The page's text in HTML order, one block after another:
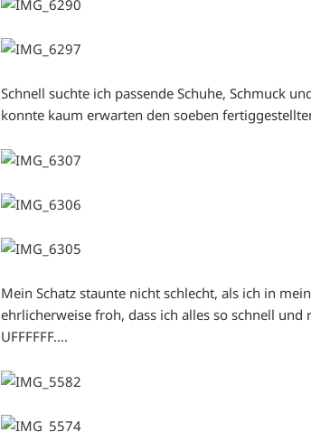
Schnell suchte ich passende Schuhe, Schmuck
konnte kaum erwarten den soeben
Mein Schatz staunte nicht schlecht, als ich in
ehrlicherweise froh, dass ich alles so schnell
UFFFFFF….